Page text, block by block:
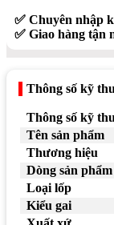
✅ Chuyên nhập
✅ Giao hàng tận
Thông số kỹ
Thông số kỹ
Tên sản phẩm
Thương hiệu
Dòng sản phẩm
Loại lốp
Kiểu gai